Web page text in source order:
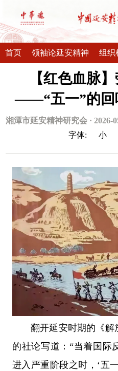
首页 领袖论延安精神 组织
【红色血脉
——“五一”的回
湘潭市延安精神研究会 · 2026-
字体:
小
翻开延安时期的《解
的社论写道：“当着国际
进入严重阶段之时，‘五